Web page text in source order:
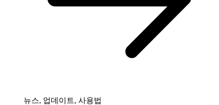
뉴스, 업데이트, 사용법